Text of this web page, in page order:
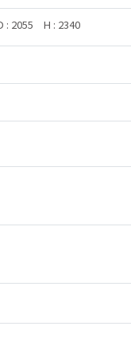
: 2055 H : 2340